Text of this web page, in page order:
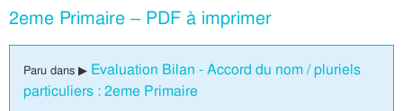
2eme Primaire – PDF à imprimer
Paru dans ▶ Evaluation Bilan - Accord du nom / pluriels
particuliers : 2eme Primaire